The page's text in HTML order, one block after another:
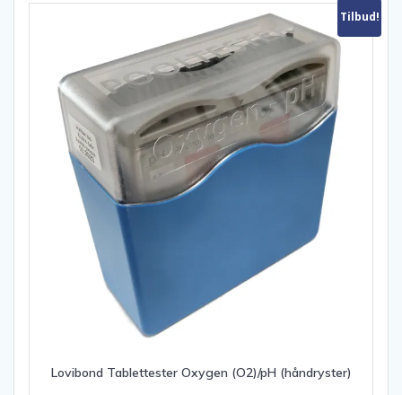
Tilbud!
Lovibond Tablettester Oxygen (O2)/pH (håndryster)